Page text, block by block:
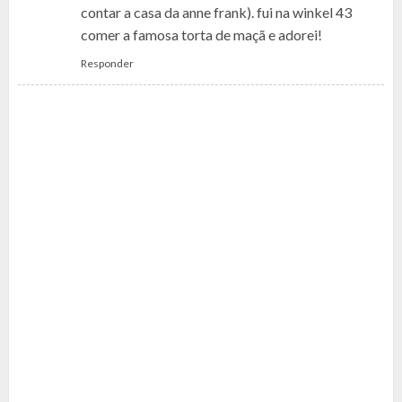
contar a casa da anne frank). fui na winkel 43
comer a famosa torta de maçã e adorei!
Responder